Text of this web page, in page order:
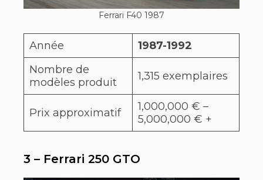
Ferrari F40 1987
Année
1987-1992
Nombre de
modèles produit
1,315 exemplaires
Prix approximatif
1,000,000 € –
5,000,000 € +
3 – Ferrari 250 GTO